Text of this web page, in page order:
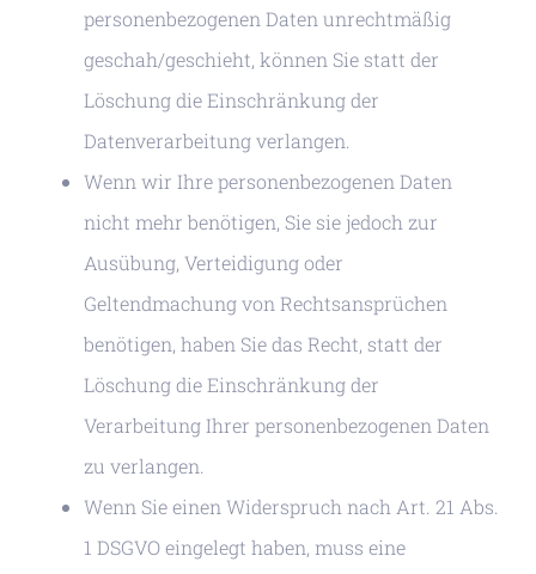
personenbezogenen Daten unrechtmäßig
geschah/geschieht, können Sie statt der
Löschung die Einschränkung der
Datenverarbeitung verlangen.
Wenn wir Ihre personenbezogenen Daten
nicht mehr benötigen, Sie sie jedoch zur
Ausübung, Verteidigung oder
Geltendmachung von Rechtsansprüchen
benötigen, haben Sie das Recht, statt der
Löschung die Einschränkung der
Verarbeitung Ihrer personenbezogenen Daten
zu verlangen.
Wenn Sie einen Widerspruch nach Art. 21 Abs.
1 DSGVO eingelegt haben, muss eine